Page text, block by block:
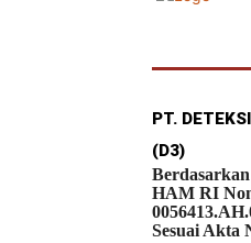
PT.
(D3)
HAM RI
Sesuai Akta